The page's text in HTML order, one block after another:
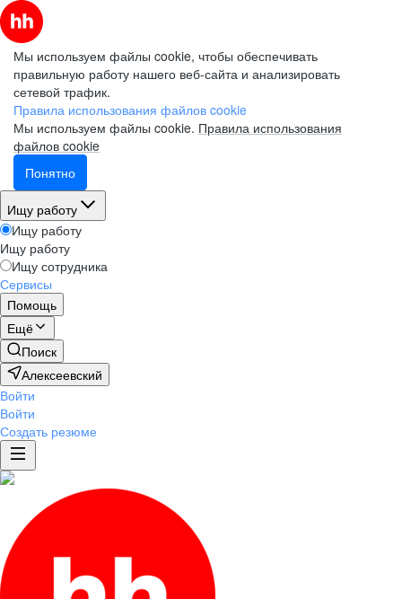
Мы используем файлы cookie, чтобы обеспечивать
правильную работу нашего веб-сайта и анализировать
сетевой трафик.
Правила использования файлов cookie
Мы используем файлы cookie. Правила использования
файлов cookie
Понятно
Ищу работу
Ищу работу
Ищу работу
Ищу сотрудника
Сервисы
Помощь
Ещё
Поиск
Алексеевский
Войти
Войти
Создать резюме